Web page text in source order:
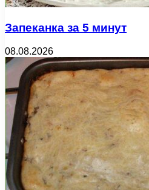
Запеканка за 5 минут
08.08.2026